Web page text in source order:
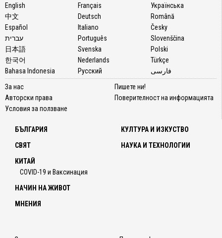
English
中文
Español
עברית
日本語
한국어
Bahasa Indonesia
Français
Deutsch
Italiano
Português
Svenska
Nederlands
Русский
Українська
Română
Česky
Slovenščina
Polski
Türkçe
فارسی
За нас
Авторски права
Условия за ползване
Пишете ни!
Поверителност на информацията
БЪЛГАРИЯ
СВЯТ
КИТАЙ
COVID-19 и Ваксинация
КУЛТУРА И ИЗКУСТВО
НАУКА И ТЕХНОЛОГИИ
НАЧИН НА ЖИВОТ
МНЕНИЯ